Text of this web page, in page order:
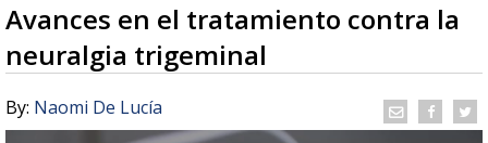
Avances en el tratamiento contra la
neuralgia trigeminal
By: Naomi De Lucía